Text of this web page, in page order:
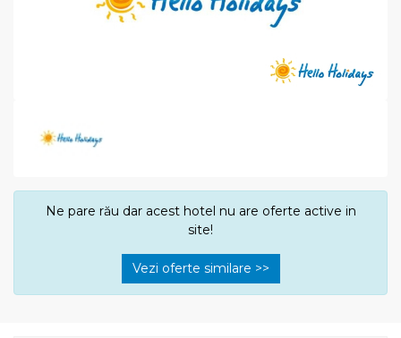
Ne pare rău dar acest hotel nu are oferte active in
site!
Vezi oferte similare >>